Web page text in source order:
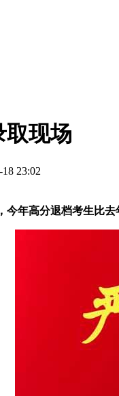
取现场
23:02
今年高分退档考生比去